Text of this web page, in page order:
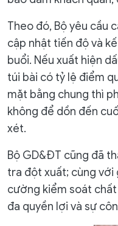
Theo đó, Bộ yêu cầu
cập nhật tiến độ và
buổi. Nếu xuất hiện
túi bài có tỷ lệ điểm
mặt bằng chung thì
không để dồn đến
xét.
Bộ GD&ĐT cũng đã
tra đột xuất; cùng với
cường kiểm soát
đa quyền lợi và sự